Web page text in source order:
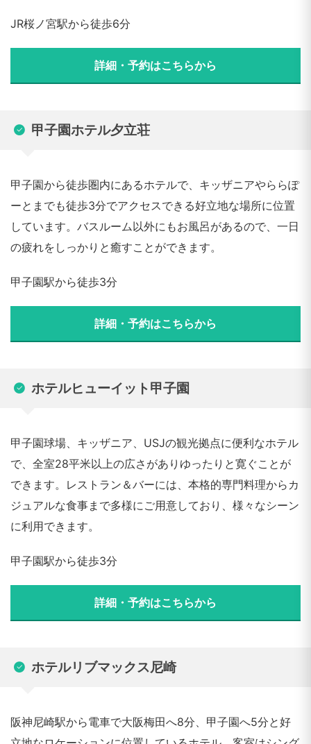
JR桜ノ宮駅から徒歩6分
詳細・予約はこちらから
甲子園ホテル夕立荘
甲子園から徒歩圏内にあるホテルで、キッザニアやららぽ
ーとまでも徒歩3分でアクセスできる好立地な場所に位置
しています。バスルーム以外にもお風呂があるので、一日
の疲れをしっかりと癒すことができます。
甲子園駅から徒歩3分
詳細・予約はこちらから
ホテルヒューイット甲子園
甲子園球場、キッザニア、USJの観光拠点に便利なホテル
で、全室28平米以上の広さがありゆったりと寛ぐことが
できます。レストラン＆バーには、本格的専門料理からカ
ジュアルな食事まで多様にご用意しており、様々なシーン
に利用できます。
甲子園駅から徒歩3分
詳細・予約はこちらから
ホテルリブマックス尼崎
阪神尼崎駅から電車で大阪梅田へ8分、甲子園へ5分と好